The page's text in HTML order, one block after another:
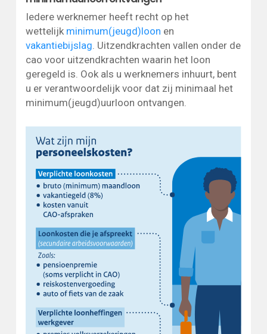
Iedere werknemer heeft recht op het
wettelijk minimum(jeugd)loon en
vakantiebijslag . Uitzendkrachten vallen onder de
cao voor uitzendkrachten waarin het loon
geregeld is. Ook als u werknemers inhuurt, bent
u er verantwoordelijk voor dat zij minimaal het
minimum(jeugd)uurloon ontvangen.